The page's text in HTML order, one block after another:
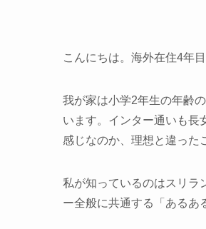
こんにちは。海外在住4年目
我が家は小学2年生の年齢
います。インター通いも長
感じなのか、理想と違っ
私が知っているのはスリラ
ー全般に共通する「あるあ